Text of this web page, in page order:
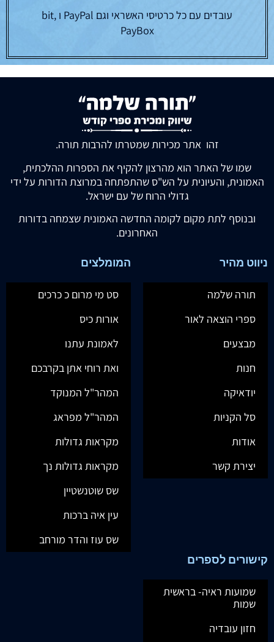
עובדים עם כל כרטיסי האשראי וגם PayPal ו bit,
PayBox
זהו אתר מכירות שמטרתו להרבות תורה.
שמו של האתר הוא מהרצון להקיף את הספרות ההלכתית,
האמונית, והעיונית על הש"ס שהתפתחה במרוצת הדורות על ידי
גדולי הרוח של עם ישראל.
ובנוסף לתת מקום לקומה החדשה האמונית שצמחה בדורות
האחרונים.
ניווט מהיר
תורה שלמה
ספרי הוצאה לאור
מבצעים
חנות
יודאיקה
סל הקניות
אודות
יצירת קשר
המומלצים
סט מי מרום כ כרכים
אורות כיס
לאמונת עתנו
ואת רוחי אתן בקרבכם
המהר"ל המנוקד
המהר"ל מפראג
מקראות גדולות
מקראות גדולות נך
שס שוטנשטיין
עין איה ברכות
שס עוז והדר מורחב
קישורים לספרים
שמועות ראיה- בראשית
שמות
חזון עובדיה